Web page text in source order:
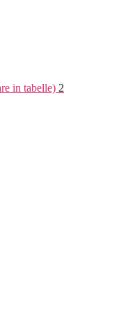
in tabelle) 2